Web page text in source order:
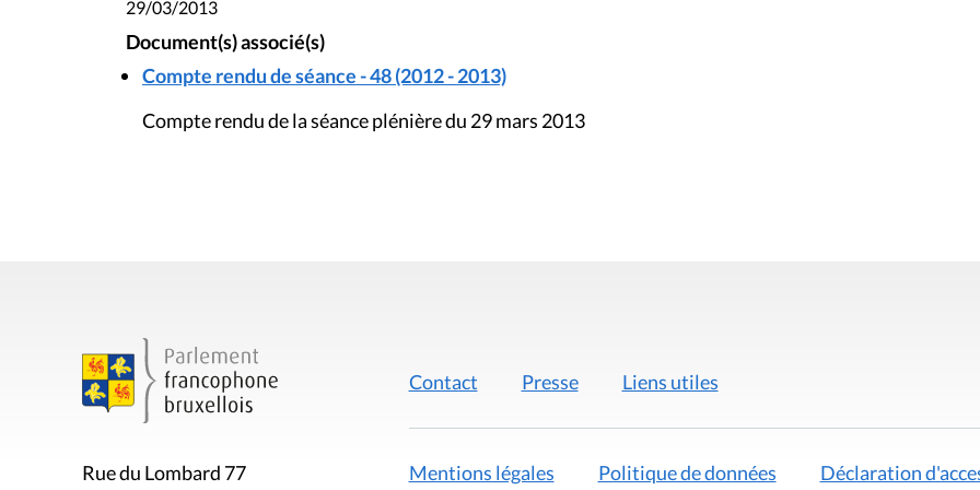
29/03/2013
Document(s) associé(s)
Compte rendu de séance - 48 (2012 - 2013)
Compte rendu de la séance plénière du 29 mars 2013
Rue du Lombard 77
Contact Presse Liens utiles
Mentions légales Politique de données Déclaration